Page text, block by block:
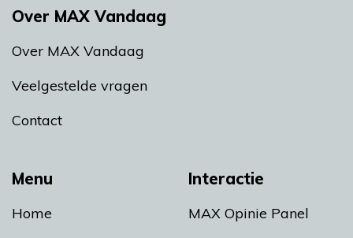
Menu
Home
Interactie
MAX Opinie Panel
Over MAX Vandaag
Over MAX Vandaag
Veelgestelde vragen
Contact